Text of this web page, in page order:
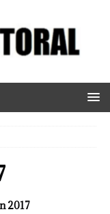
2017